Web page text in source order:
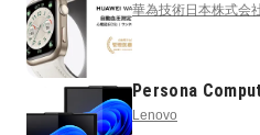
華為技術日本株式会
Persona
Lenovo